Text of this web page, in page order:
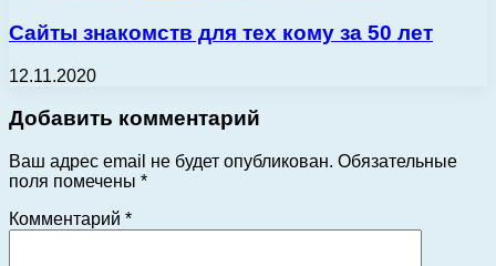
Сайты знакомств для тех кому за 50 лет
12.11.2020
Добавить комментарий
Ваш адрес email не будет опубликован. Обязательные
поля помечены *
Комментарий *